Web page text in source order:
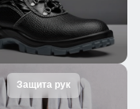
Защита рук